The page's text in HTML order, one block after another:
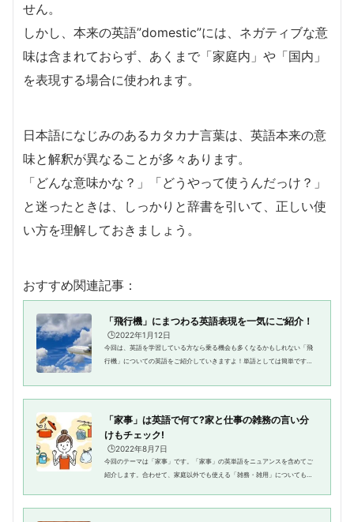
せん。
しかし、本来の英語”domestic”には、ネガティブな意
味は含まれておらず、あくまで「家庭内」や「国内」
を表現する場合に使われます。
日本語になじみのあるカタカナ言葉は、英語本来の意
味と解釈が異なることが多々あります。
「どんな意味かな？」「どうやって使うんだっけ？」
と迷ったときは、しっかりと辞書を引いて、正しい使
い方を理解しておきましょう。
おすすめ関連記事：
「飛行機」にまつわる英語表現を一気にご紹介！
🕒️2022年1月12日
今回は、英語を学習している方なら乗る機会も多くなるかもしれない「飛
行機」についての英語をご紹介していきますよ！単語としては簡単ですぐ
の人ばかりだと飛行機内で使え...
「家事」は英語で何て?家と仕事の雑務の言い分
けもチェック!
🕒️2022年8月7日
今回のテーマは「家事」です。「家事」の英単語をニュアンスを含めてご
紹介します。合わせて、家庭以外でも使える「雑務・雑用」についてもお